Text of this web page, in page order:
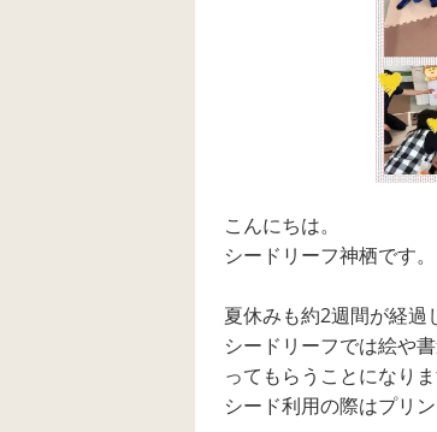
こんにちは。
シードリーフ神栖です。
夏休みも約2週間が経過
シードリーフでは絵や
ってもらうことになり
シード利用の際はプリ